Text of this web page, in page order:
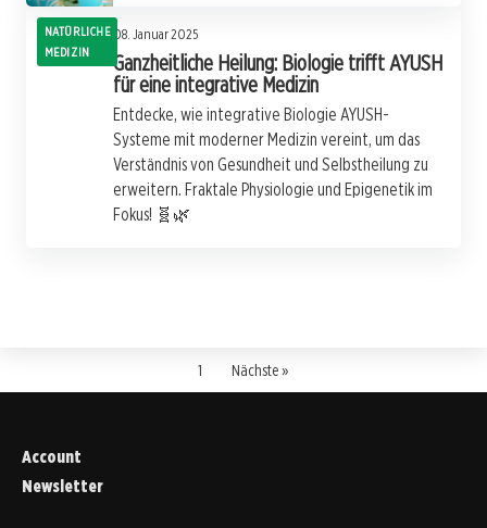
NATÜRLICHE
MEDIZIN
08. Januar 2025
Ganzheitliche Heilung: Biologie trifft AYUSH
für eine integrative Medizin
Entdecke, wie integrative Biologie AYUSH-
Systeme mit moderner Medizin vereint, um das
Verständnis von Gesundheit und Selbstheilung zu
erweitern. Fraktale Physiologie und Epigenetik im
Fokus! 🧬🌿
1 Nächste »
Account
Newsletter